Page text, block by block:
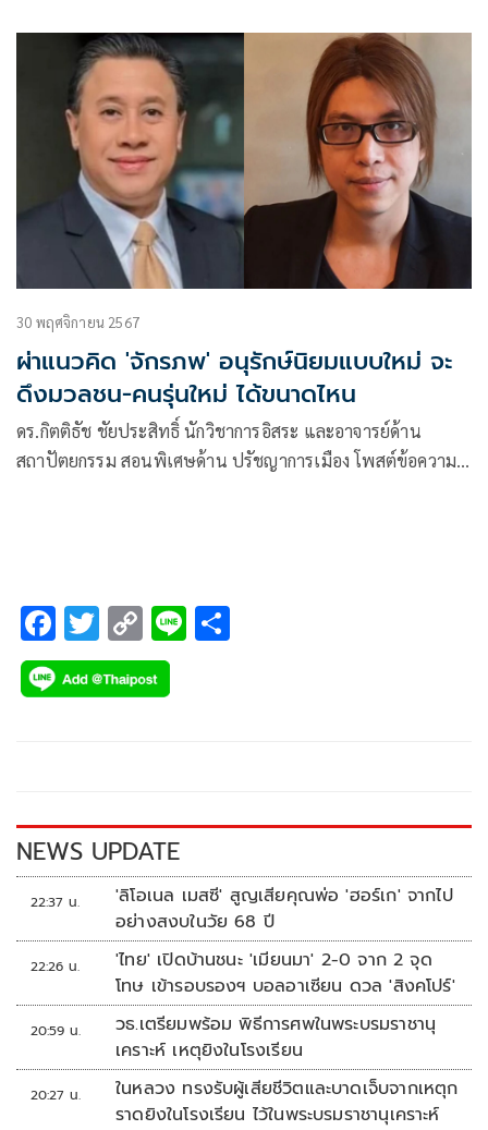
30 พฤศจิกายน 2567
ผ่าแนวคิด 'จักรภพ' อนุรักษ์นิยมแบบใหม่ จะ
ดึงมวลชน-คนรุ่นใหม่ ได้ขนาดไหน
ดร.กิตติธัช ชัยประสิทธิ์ นักวิชาการอิสระ และอาจารย์ด้าน
สถาปัตยกรรม สอนพิเศษด้าน ปรัชญาการเมือง โพสต์ข้อความ
F
ac
e
k
T
wi
tt
C
o
p
k
Li
NEWS UPDATE
22:37 น.
'ลิโอเนล เมสซี' สูญเสียคุณพ่อ 'ฮอร์เก' จากไป
อย่างสงบในวัย 68 ปี
22:26 น.
'ไทย' เปิดบ้านชนะ 'เมียนมา' 2-0 จาก 2 จุด
โทษ เข้ารอบรองฯ บอลอาเซียน ดวล 'สิงคโปร์'
20:59 น.
วธ.เตรียมพร้อม พิธีการศพในพระบรมราชานุ
เคราะห์ เหตุยิงในโรงเรียน
20:27 น.
ในหลวง ทรงรับผู้เสียชีวิตและบาดเจ็บจากเหตุก
ราดยิงในโรงเรียน ไว้ในพระบรมราชานุเคราะห์